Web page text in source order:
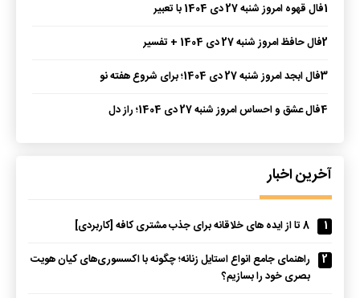
1فال قهوه امروز شنبه 27 دی 1404 با تعبیر
2فال حافظ امروز شنبه 27 دی 1404 + تفسیر
3فال ابجد امروز شنبه 27 دی 1404؛ برای شروع هفته نو
4فال عشق و احساس امروز شنبه 27 دی 1404؛ راز دل
آخرین اخبار
1
8 تا از ایده های خلاقانه برای جذب مشتری کافه [کاربردی]
2
راهنمای جامع انواع استایل زنانه؛ چگونه با اکسسوری‌های کیان هویت
بصری خود را بسازیم؟